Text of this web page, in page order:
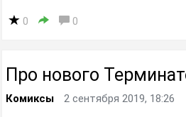
0 0
Про нового
Комиксы 2 сентября 2019, 18:26